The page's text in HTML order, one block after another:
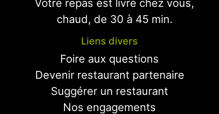
Votre repas est livré chez vous,
chaud, de 30 à 45 min.
Liens divers
Foire aux questions
Devenir restaurant partenaire
Suggérer un restaurant
Nos engagements